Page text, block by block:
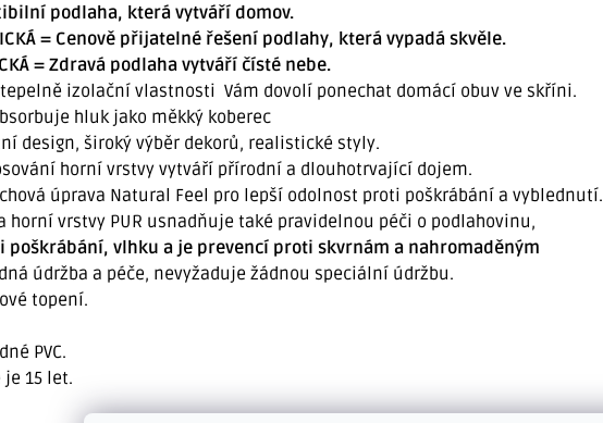
podlaha, která vytváří domov.
= Cenově přijatelné řešení podlahy, která vypadá skvěle.
= Zdravá podlaha vytváří čísté nebe.
izolační vlastnosti Vám dovolí ponechat domácí obuv ve skříni.
hluk jako měkký koberec
design, široký výběr dekorů, realistické styly.
horní vrstvy vytváří přírodní a dlouhotrvající dojem.
úprava Natural Feel pro lepší odolnost proti poškrábání a vyblednutí.
horní vrstvy PUR usnadňuje také pravidelnou péči o podlahovinu,
poškrábání, vlhku a je prevencí proti skvrnám a nahromaděným
údržba a péče, nevyžaduje žádnou speciální údržbu.
topení.
PVC.
je 15 let.